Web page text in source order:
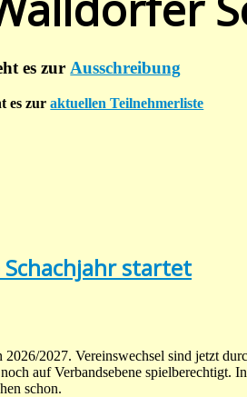
es zur Ausschreibung
es zuraktuellen Teilnehmerliste
Schachjahr startet
2027. Vereinswechsel sind jetzt
auf Verbandsebene spielberechtigt.
schon.